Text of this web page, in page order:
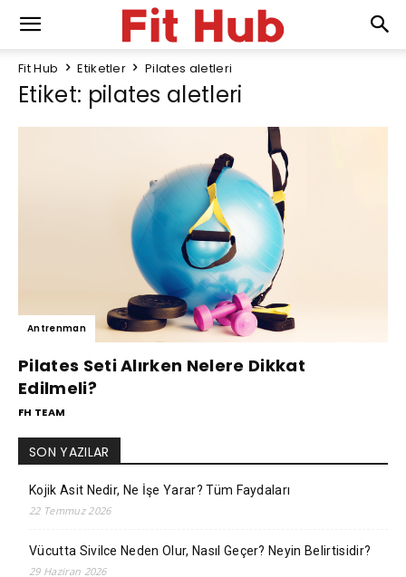
Fit Hub Etiketler Pilates aletleri
Etiket: pilates aletleri
Antrenman
Pilates Seti Alırken Nelere Dikkat
Edilmeli?
FH TEAM
SON YAZILAR
Kojik Asit Nedir, Ne İşe Yarar? Tüm Faydaları
22 Temmuz 2026
Vücutta Sivilce Neden Olur, Nasıl Geçer? Neyin Belirtisidir?
29 Haziran 2026